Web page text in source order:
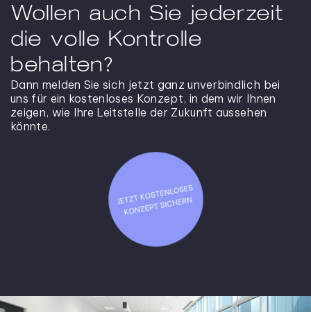
Wollen auch Sie jederzeit
die volle Kontrolle
behalten?
Dann melden Sie sich jetzt ganz unverbindlich bei
uns für ein kostenloses Konzept, in dem wir Ihnen
zeigen, wie Ihre Leitstelle der Zukunft aussehen
könnte.